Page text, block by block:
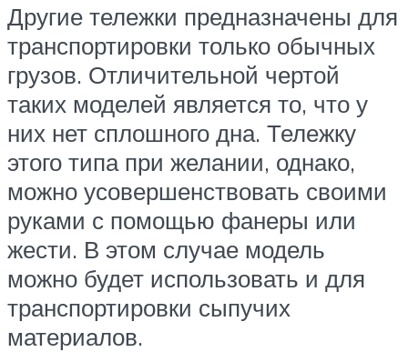
Другие тележки предназначены для
транспортировки только обычных
грузов. Отличительной чертой
таких моделей является то, что у
них нет сплошного дна. Тележку
этого типа при желании, однако,
можно усовершенствовать своими
руками с помощью фанеры или
жести. В этом случае модель
можно будет использовать и для
транспортировки сыпучих
материалов.